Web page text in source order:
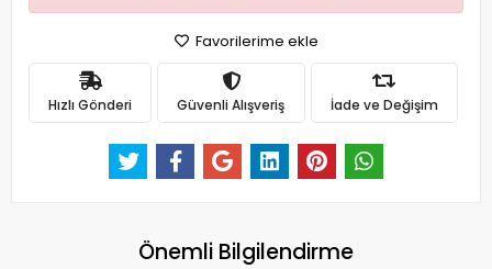
Favorilerime ekle
Hızlı Gönderi Güvenli Alışveriş İade ve Değişim
Önemli Bilgilendirme